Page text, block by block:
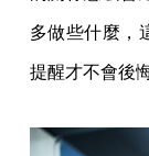
多做些什麼，
提醒才不會後悔